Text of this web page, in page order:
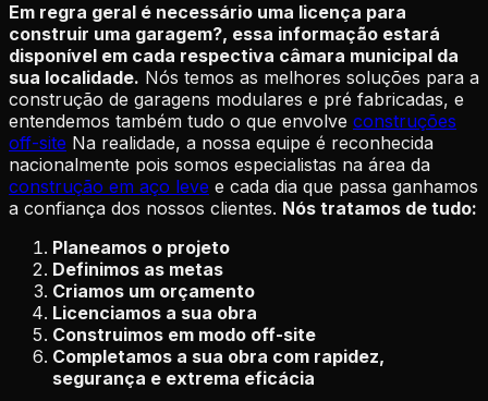
Em regra geral é necessário uma licença para
construir uma garagem?, essa informação estará
disponível em cada respectiva câmara municipal da
sua localidade. Nós temos as melhores soluções para a
construção de garagens modulares e pré fabricadas, e
entendemos também tudo o que envolve construções
off-site Na realidade, a nossa equipe é reconhecida
nacionalmente pois somos especialistas na área da
construção em aço leve e cada dia que passa ganhamos
a confiança dos nossos clientes. Nós tratamos de tudo:
Planeamos o projeto
Definimos as metas
Criamos um orçamento
Licenciamos a sua obra
Construimos em modo off-site
Completamos a sua obra com rapidez,
segurança e extrema eficácia